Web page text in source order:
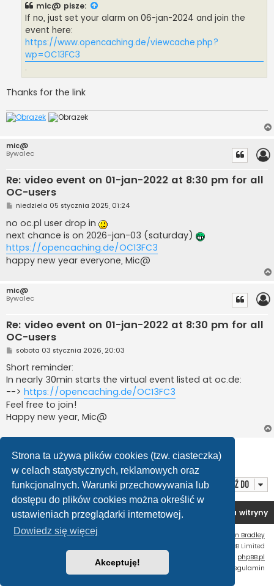
Strona ta używa plików cookies (tzw. ciasteczka)
w celach statystycznych, reklamowych oraz
funkcjonalnych. Warunki przechowywania lub
dostępu do plików cookies można określić w
ustawieniach przeglądarki internetowej.
Dowiedz się więcej
Akceptuję!
mic@ pisze:
If no, just set your alarm on 06-jan-2024 and join the
event here:
https://www.opencaching.de/viewcache.php?
wp=OC13FC3
.
Thanks for the link
mic@
Bywalec
Re: video event on 01-jan-2022 at 8:30 pm for all
OC-users
P
s
t
niedziela 05 stycznia 2025, 01:24
no oc.pl user drop in
next chance is on 2026-jan-03 (saturday)
https://opencaching.de/OC13FC3
happy new year everyone, Mic@
mic@
Bywalec
Re: video event on 01-jan-2022 at 8:30 pm for all
OC-users
P
s
t
sobota 03 stycznia 2026, 20:03
Short reminder:
In nearly 30min starts the virtual event listed at oc.de:
--> https://opencaching.de/OC13FC3
Feel free to join!
Happy new year, Mic@
Posty: 7 • Strona
Przejdź do
Forum OC PL Strona główna Usuń ciasteczka witryny
Ian Bradley
® Forum Software © phpBB Limited
Polski pakiet językowy dostarcza phpBB.pl
Zasady ochrony danych osobowych
Regulamin